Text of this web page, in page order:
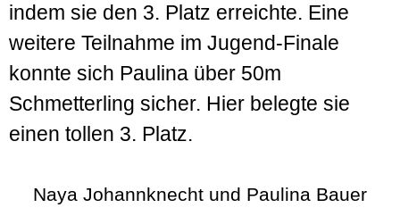
indem sie den 3. Platz erreichte. Eine
weitere Teilnahme im Jugend-Finale
konnte sich Paulina über 50m
Schmetterling sicher. Hier belegte sie
einen tollen 3. Platz.
Naya Johannknecht und Paulina Bauer